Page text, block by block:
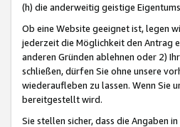
(h) die anderweitig geistige
Ob eine Website geeignet ist, legen
jederzeit die Möglichkeit den Antrag
anderen Gründen ablehnen oder 2)
schließen, dürfen Sie ohne unsere
wiederaufleben zu lassen. Wenn Sie
bereitgestellt wird.
Sie stellen sicher, dass die Angaben